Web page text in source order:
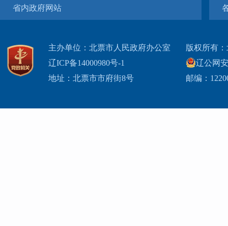
省内政府网站
主办单位：北票市人民政府办公室
辽ICP备14000980号-1
地址：北票市市府街8号
版权所有
辽公网
邮编：